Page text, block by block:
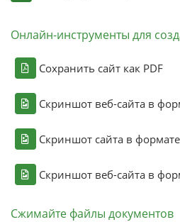
Онлайн-инструменты для
Сохранить сайт как PDF
Скриншот веб-сайта в
Скриншот сайта в
Скриншот веб-сайта в
Сжимайте файлы документов